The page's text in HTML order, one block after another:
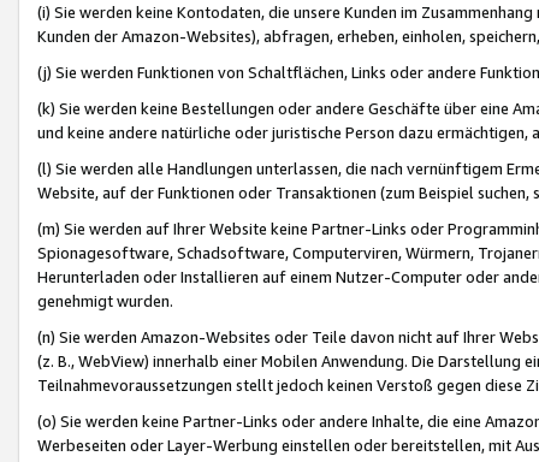
(i) Sie werden keine Kontodaten, die unsere Kunden im
Kunden der Amazon-Websites), abfragen, erheben, einholen,
(j) Sie werden Funktionen von Schaltflächen, Links oder andere
(k) Sie werden keine Bestellungen oder andere Geschäfte über eine
und keine andere natürliche oder juristische Person dazu
(l) Sie werden alle Handlungen unterlassen, die nach vernünftigem
Website, auf der Funktionen oder Transaktionen (zum Beispiel
(m) Sie werden auf Ihrer Website keine Partner-Links oder
Spionagesoftware, Schadsoftware, Computerviren, Würmern,
Herunterladen oder Installieren auf einem Nutzer-Computer oder
genehmigt wurden.
(n) Sie werden Amazon-Websites oder Teile davon nicht auf Ihrer
(z. B., WebView) innerhalb einer Mobilen Anwendung. Die Darstellung
Teilnahmevoraussetzungen stellt jedoch keinen Verstoß gegen diese
(o) Sie werden keine Partner-Links oder andere Inhalte, die eine
Werbeseiten oder Layer-Werbung einstellen oder bereitstellen, mit